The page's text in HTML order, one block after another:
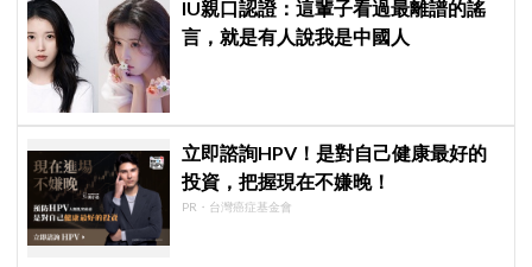
IU親口認證：這輩子看過最離譜的謠
言，就是有人說我是中國人
立即諮詢HPV！是對自己健康最好的
投資，把握現在不嫌晚！
PR・台灣癌症基金會